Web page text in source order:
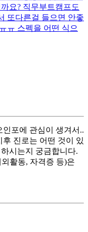
요? 직무부트캠프도
또다른걸 들으면 안좋
ㅠ 스펙을 어떤 식으
포에 관심이 생겨서..
진로는 어떤 것이 있
시는지 궁금합니다.
활동, 자격증 등)은